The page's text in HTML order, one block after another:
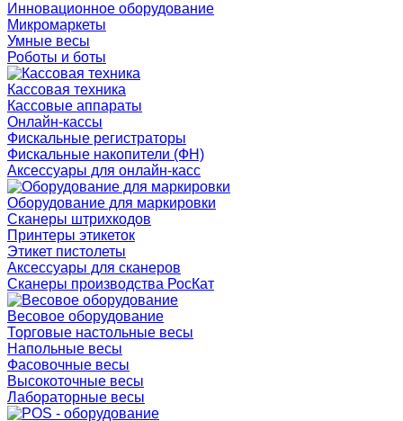
Инновационное оборудование
Микромаркеты
Умные весы
Роботы и боты
Кассовая техника
Кассовые аппараты
Онлайн-кассы
Фискальные регистраторы
Фискальные накопители (ФН)
Аксессуары для онлайн-касс
Оборудование для маркировки
Сканеры штрихкодов
Принтеры этикеток
Этикет пистолеты
Аксессуары для сканеров
Сканеры производства РосКат
Весовое оборудование
Торговые настольные весы
Напольные весы
Фасовочные весы
Высокоточные весы
Лабораторные весы